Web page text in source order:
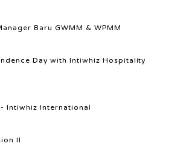
Baru GWMM & WPMM
Day with Intiwhiz Hospitality
- Intiwhiz International
II